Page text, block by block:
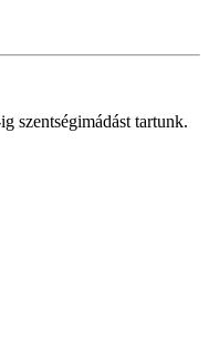
szentségimádást tartunk.